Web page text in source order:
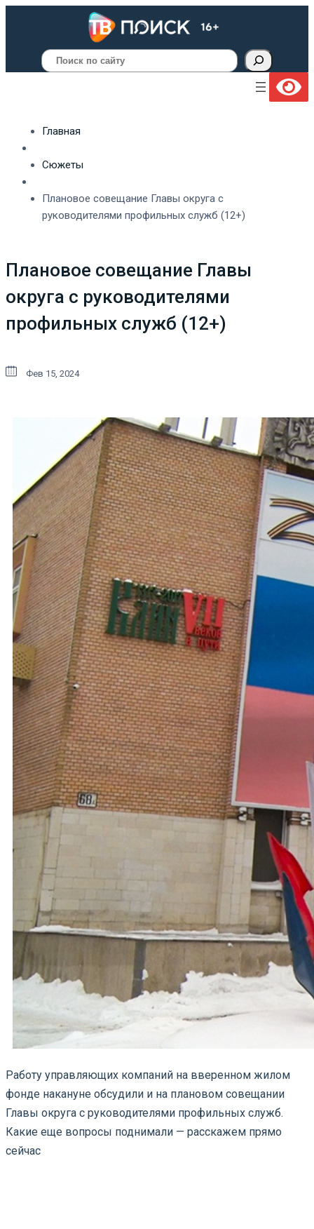
Поиск
Главная
Сюжеты
Плановое совещание Главы округа с
руководителями профильных служб (12+)
Плановое совещание Главы
округа с руководителями
профильных служб (12+)
Фев 15, 2024
Работу управляющих компаний на вверенном жилом
фонде накануне обсудили и на плановом совещании
Главы округа с руководителями профильных служб.
Какие еще вопросы поднимали — расскажем прямо
сейчас